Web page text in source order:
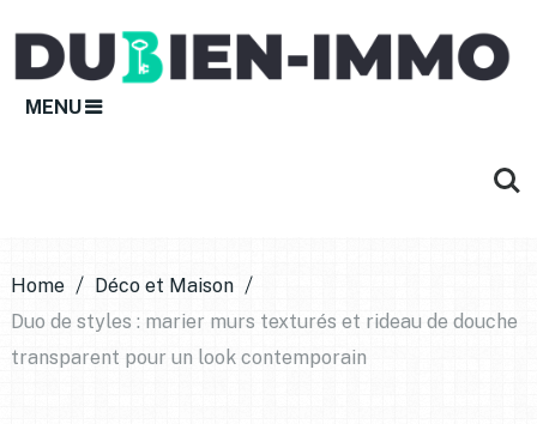
MENU
Home
Déco et Maison
Duo de styles : marier murs texturés et rideau de douche
transparent pour un look contemporain